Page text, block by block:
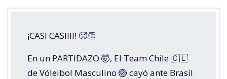
¡CASI CASIIII! 🥵👏
En un PARTIDAZO 🤯, El Team Chile 🇨🇱
de Vóleibol Masculino 🏐 cayó ante Brasil